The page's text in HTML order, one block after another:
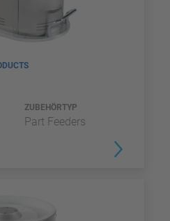
ZUBEHÖRTYP
Part Feeders